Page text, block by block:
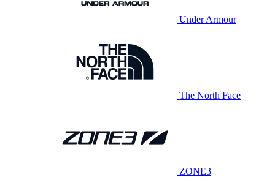
Under Armour
The North Face
ZONE3